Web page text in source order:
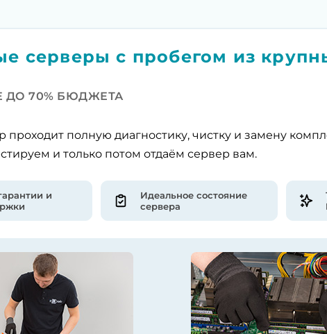
серверы с пробегом из
ДО 70% БЮДЖЕТА
проходит полную диагностику, чистку и замену
и только потом отдаём сервер вам.
и
Идеальное состояние
сервера